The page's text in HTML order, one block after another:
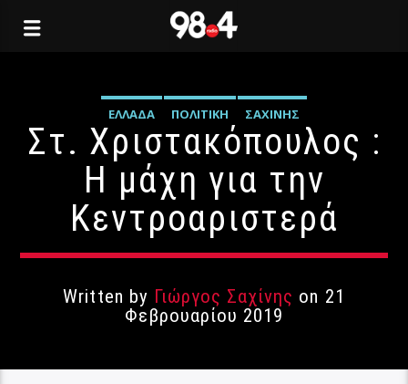
ΕΛΛΆΔΑ ΠΟΛΙΤΙΚΉ ΣΑΧΊΝΗΣ
Στ. Χριστακόπουλος :
Η μάχη για την
Κεντροαριστερά
Written by Γιώργος Σαχίνης on 21
Φεβρουαρίου 2019